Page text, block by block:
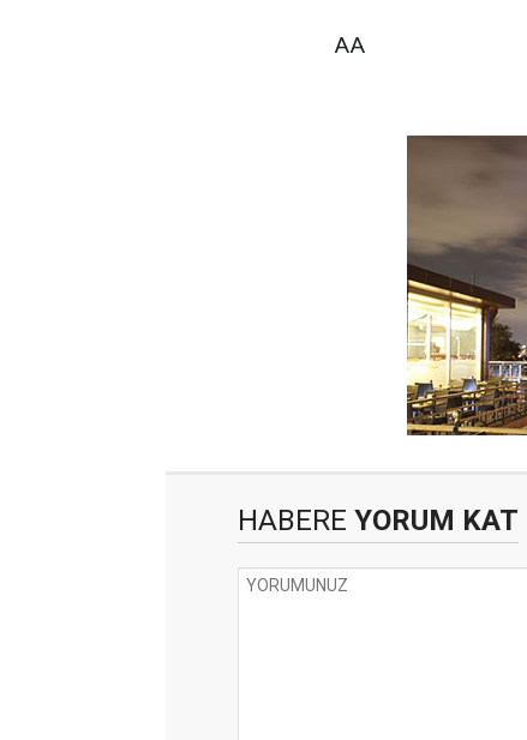
AA
HABERE YORUM KAT